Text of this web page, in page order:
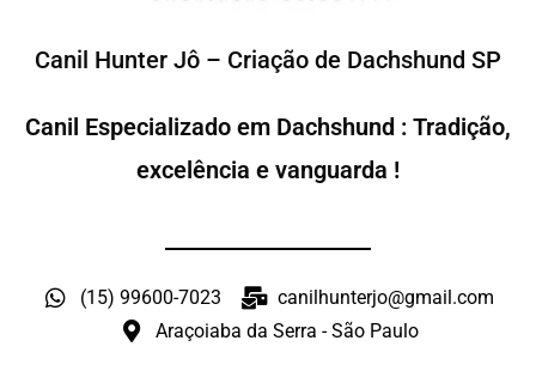
Canil Hunter Jô – Criação de Dachshund SP
Canil Especializado em Dachshund : Tradição,
excelência e vanguarda !
(15) 99600-7023
canilhunterjo@gmail.com
Araçoiaba da Serra - São Paulo